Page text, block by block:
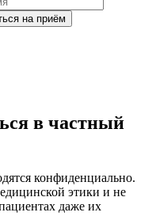
на приём
в частный
конфиденциально.
этики и не
даже их